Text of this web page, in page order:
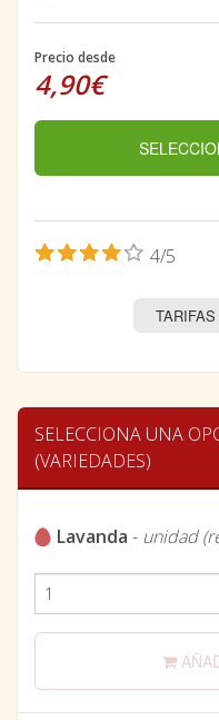
Precio desde
4,90€
4/5
SELECCIONA UNA
(VARIEDADES)
Lavanda - unidad